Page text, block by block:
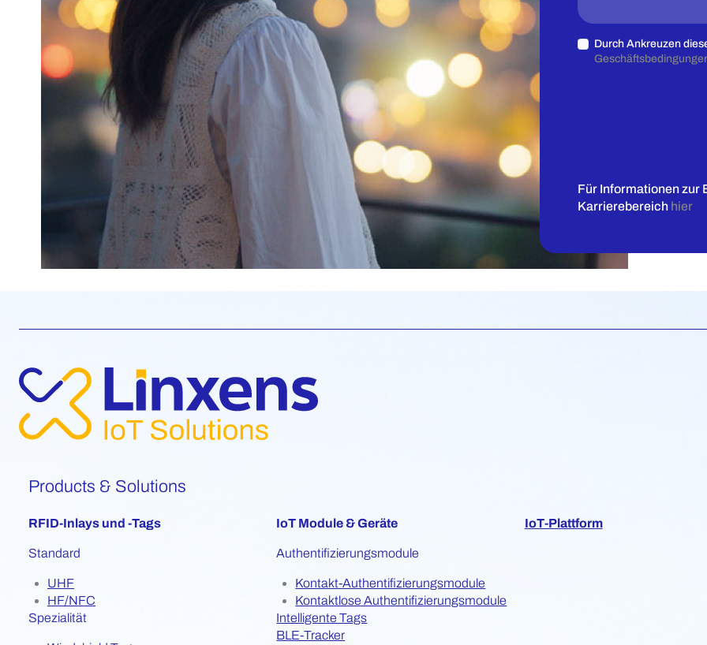
Durch Ankreuzen
Für Informationen zur
Karrierebereich hier
Products & Solutions
RFID-Inlays und -Tags
Standard
UHF
HF/NFC
Spezialität
IoT Module & Geräte
Authentifizierungsmodule
Kontakt-Authentifizierungsmodule
Kontaktlose Authentifizierungsmodule
Intelligente Tags
BLE-Tracker
IoT-Plattform